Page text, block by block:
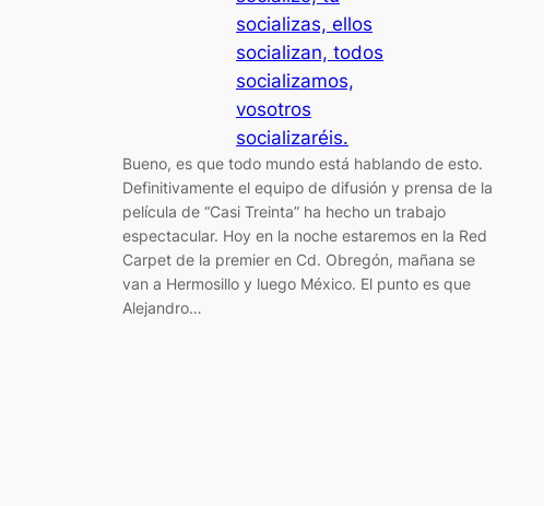
socializas, ellos
socializan, todos
socializamos,
vosotros
socializaréis.
Bueno, es que todo mundo está hablando de esto.
Definitivamente el equipo de difusión y prensa de la
película de “Casi Treinta” ha hecho un trabajo
espectacular. Hoy en la noche estaremos en la Red
Carpet de la premier en Cd. Obregón, mañana se
van a Hermosillo y luego México. El punto es que
Alejandro…